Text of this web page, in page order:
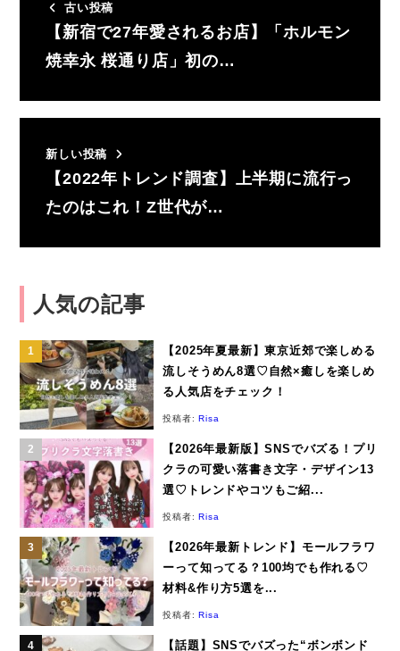
古い投稿
【新宿で27年愛されるお店】「ホルモン
焼幸永 桜通り店」初の…
新しい投稿
【2022年トレンド調査】上半期に流行っ
たのはこれ！Z世代が…
人気の記事
【2025年夏最新】東京近郊で楽しめる
流しそうめん8選♡自然×癒しを楽しめ
る人気店をチェック！
投稿者:Risa
【2026年最新版】SNSでバズる！プリ
クラの可愛い落書き文字・デザイン13
選♡トレンドやコツもご紹...
投稿者:Risa
【2026年最新トレンド】モールフラワ
ーって知ってる？100均でも作れる♡
材料&作り方5選を...
投稿者:Risa
【話題】SNSでバズった“ボンボンド